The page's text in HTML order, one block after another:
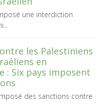
une interdiction
les Palestiniens
en
: Six pays imposent
des sanctions contre